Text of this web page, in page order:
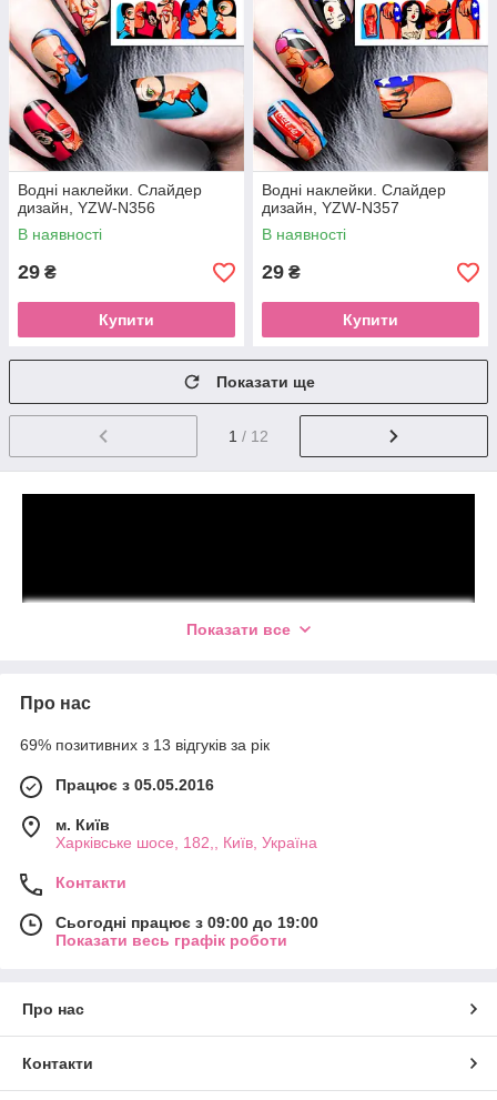
Водні наклейки. Слайдер
дизайн, YZW-N356
В наявності
29 ₴
Купити
Водні наклейки. Слайдер
дизайн, YZW-N357
В наявності
29 ₴
Купити
Показати ще
1 / 12
Показати все
Про нас
69% позитивних з 13 відгуків за рік
Працює з 05.05.2016
м. Київ
Харківське шосе, 182,, Київ, Україна
Контакти
Сьогодні працює з 09:00 до 19:00
Показати весь графік роботи
Про нас
Контакти